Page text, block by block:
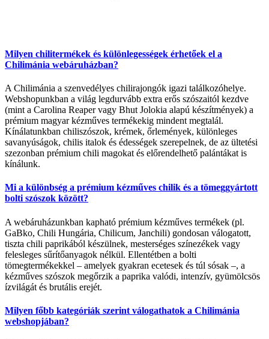
Milyen chilitermékek és különlegességek érhetőek el a
Chilimánia webáruházban?
A Chilimánia a szenvedélyes chilirajongók igazi találkozóhelye.
Webshopunkban a világ legdurvább extra erős szószaitól kezdve
(mint a Carolina Reaper vagy Bhut Jolokia alapú készítmények) a
prémium magyar kézműves termékekig mindent megtalál.
Kínálatunkban chiliszószok, krémek, őrlemények, különleges
savanyúságok, chilis italok és édességek szerepelnek, de az ültetési
szezonban prémium chili magokat és előrendelhető palántákat is
kínálunk.
Mi a különbség a prémium kézműves chilik és a tömeggyártott
bolti szószok között?
A webáruházunkban kapható prémium kézműves termékek (pl.
GaBko, Chili Hungária, Chilicum, Janchili) gondosan válogatott,
tiszta chili paprikából készülnek, mesterséges színezékek vagy
felesleges sűrítőanyagok nélkül. Ellentétben a bolti
tömegtermékekkel – amelyek gyakran ecetesek és túl sósak –, a
kézműves szószok megőrzik a paprika valódi, intenzív, gyümölcsös
ízvilágát és brutális erejét.
Milyen főbb kategóriák szerint válogathatok a Chilimánia
webshopjában?